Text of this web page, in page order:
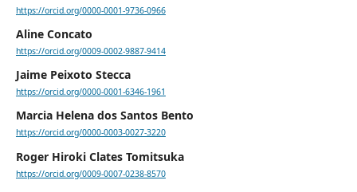
https://orcid.org/0000-0001-9736-0966
Aline Concato
https://orcid.org/0009-0002-9887-9414
Jaime Peixoto Stecca
https://orcid.org/0000-0001-6346-1961
Marcia Helena dos Santos Bento
https://orcid.org/0000-0003-0027-3220
Roger Hiroki Clates Tomitsuka
https://orcid.org/0009-0007-0238-8570